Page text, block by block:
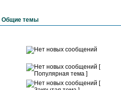
Общие темы